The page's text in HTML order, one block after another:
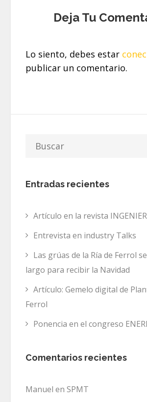
Deja Tu
Lo siento, debes estar
publicar un comentario.
Entradas recientes
Artículo en la revista
Entrevista en industry Talks
Las grúas de la Ría de Ferrol
largo para recibir la Navidad
Artículo: Gemelo digital de
Ferrol
Ponencia en el congreso
Comentarios recientes
Manuel enSPMT